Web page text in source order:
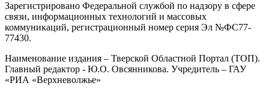
Зарегистрировано Федеральной службой по надзору в сфере
связи, информационных технологий и массовых
коммуникаций, регистрационный номер серия Эл №ФС77-
77430.
Наименование издания – Тверской Областной Портал (ТОП).
Главный редактор - Ю.О. Овсянникова. Учредитель – ГАУ
«РИА «Верхневолжье»